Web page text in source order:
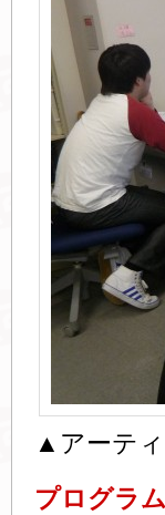
▲アーテ
プログラ